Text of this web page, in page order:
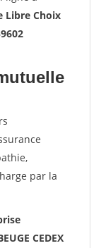
Libre Choix
par la
CEDEX